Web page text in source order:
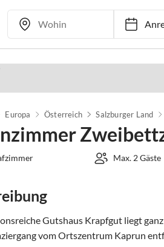
Europa Österreich Salzburger Land
Max. 2 Gäste
Gutshaus Krapfgut liegt
vom Ortszentrum Kaprun